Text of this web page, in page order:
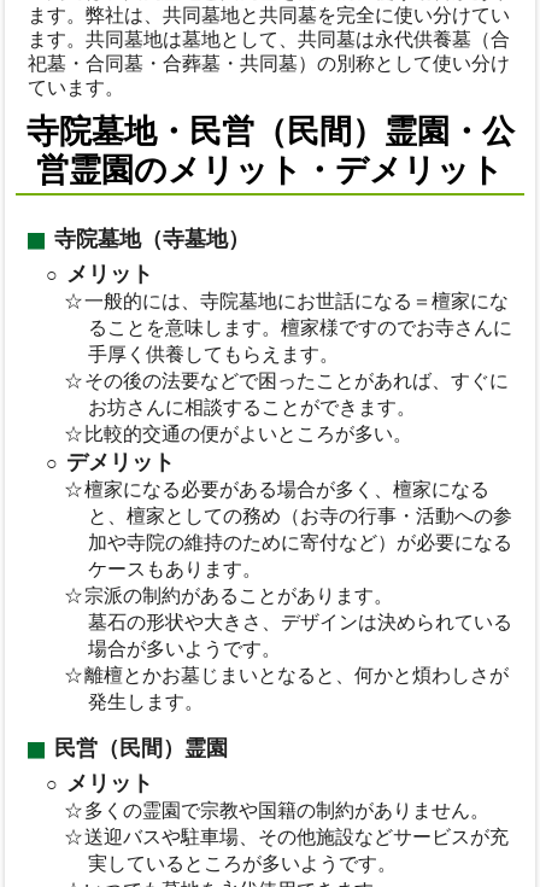
ます。弊社は、共同墓地と共同墓を完全に使い分けてい
ます。共同墓地は墓地として、共同墓は永代供養墓（合
祀墓・合同墓・合葬墓・共同墓）の別称として使い分け
ています。
寺院墓地・民営（民間）霊園・公
営霊園のメリット・デメリット
寺院墓地（寺墓地）
メリット
一般的には、寺院墓地にお世話になる＝檀家にな
ることを意味します。檀家様ですのでお寺さんに
手厚く供養してもらえます。
その後の法要などで困ったことがあれば、すぐに
お坊さんに相談することができます。
比較的交通の便がよいところが多い。
デメリット
檀家になる必要がある場合が多く、檀家になる
と、檀家としての務め（お寺の行事・活動への参
加や寺院の維持のために寄付など）が必要になる
ケースもあります。
宗派の制約があることがあります。
墓石の形状や大きさ、デザインは決められている
場合が多いようです。
離檀とかお墓じまいとなると、何かと煩わしさが
発生します。
民営（民間）霊園
メリット
多くの霊園で宗教や国籍の制約がありません。
送迎バスや駐車場、その他施設などサービスが充
実しているところが多いようです。